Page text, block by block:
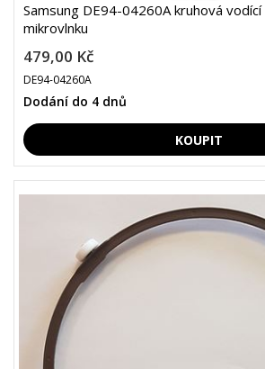
Samsung DE94-04260A kruhová
mikrovlnku
479,00 Kč
DE94-04260A
Dodání do 4 dnů